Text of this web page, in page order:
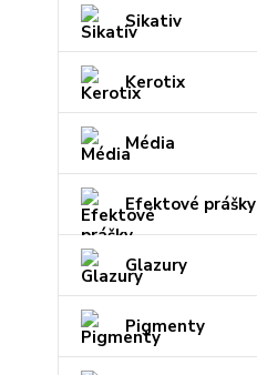
Sikativ
Kerotix
Média
Efektové prášky
Glazury
Pigmenty